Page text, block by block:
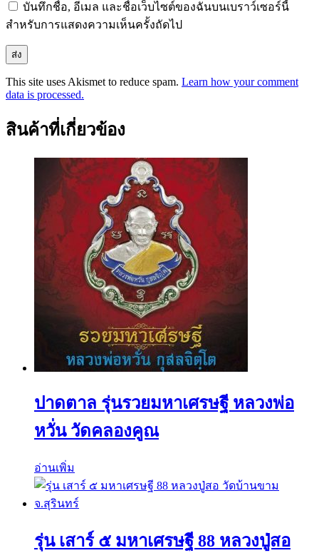
บันทึกชื่อ, อีเมล และชื่อเว็บไซต์ของฉันบนเบราว์เซอร์นี้
สำหรับการแสดงความเห็นครั้งถัดไป
This site uses Akismet to reduce spam. Learn how your comment
data is processed.
สินค้าที่เกี่ยวข้อง
ปาดตาล รุ่นรวยมหาเศรษฐี หลวงพ่อ
หวั่น วัดคลองคูณ
อ่านเพิ่ม
รุ่น เสาร์ ๕ มหาเศรษฐี 88 หลวงปู่สอ